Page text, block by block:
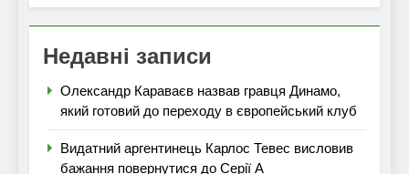
Недавні записи
Олександр Караваєв назвав гравця Динамо,
який готовий до переходу в європейський клуб
Видатний аргентинець Карлос Тевес висловив
бажання повернутися до Серії А